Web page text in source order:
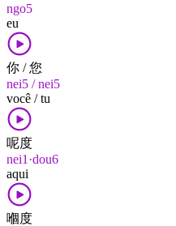
ngo5
eu
你 / 您
nei5 / nei5
você / tu
呢度
nei1·dou6
aqui
嗰度